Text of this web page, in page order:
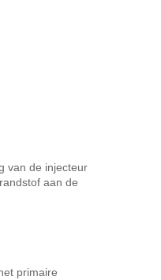
van de injecteur
aan de
primaire